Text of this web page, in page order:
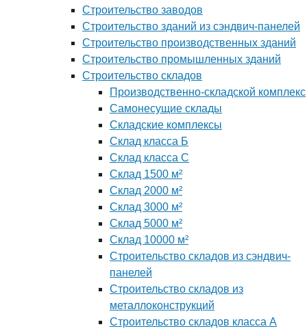
Строительство заводов
Строительство зданий из сэндвич-панелей
Строительство производственных зданий
Строительство промышленных зданий
Строительство складов
Производственно-складской комплекс
Самонесущие склады
Складские комплексы
Склад класса Б
Склад класса С
Склад 1500 м²
Склад 2000 м²
Склад 3000 м²
Склад 5000 м²
Склад 10000 м²
Строительство складов из сэндвич-
панелей
Строительство складов из
металлоконструкций
Строительство складов класса А